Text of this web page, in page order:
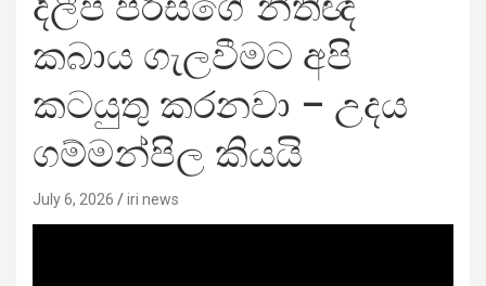
කබාය ගැලවීමට අපි
කටයුතු කරනවා – උදය
ගම්මන්පිල කියයි
July 6, 2026 iri news